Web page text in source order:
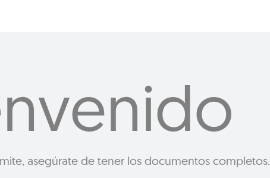
asegúrate de tener los documentos completos.